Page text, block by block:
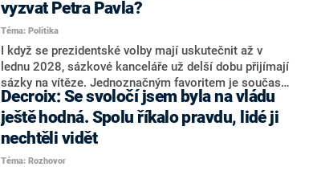
součástí klubu ODS a TOP 09. Hraba to na dotaz
redakce nevyloučil. Předseda klubu senátorů ODS
Zdeněk Nytra redakci řekl, že počítá s odchodem
některých senátorů z klubu a že Naše Česko není
nepřítel, ale soupeř.
vyzvat Petra Pavla?
Téma: Politika
I když se prezidentské volby mají uskutečnit až v
lednu 2028, sázkové kanceláře už delší dobu přijímají
sázky na vítěze. Jednoznačným favoritem je současná
hlava státu Petr Pavel. Daleko za ním pak bookmakeři
zmiňují dva výrazné politiky ANO, tedy premiéra
Andreje Babiše a ministra průmyslu Karla Havlíčka.
Oblíbeným tipem samotných sázkařů je poslanec za
Motoristy Filip Turek. Politolog Jan Kubáček nicméně
Decroix: Se svoločí jsem byla na vládu
ještě hodná. Spolu říkalo pravdu, lidé ji
nechtěli vidět
Téma: Rozhovor